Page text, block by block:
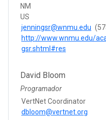
NM
US
jenningsr@wnmu.edu
http://www.wnmu.edu/
gsr.shtml#res
David Bloom
Programador
VertNet Coordinator
dbloom@vertnet.org